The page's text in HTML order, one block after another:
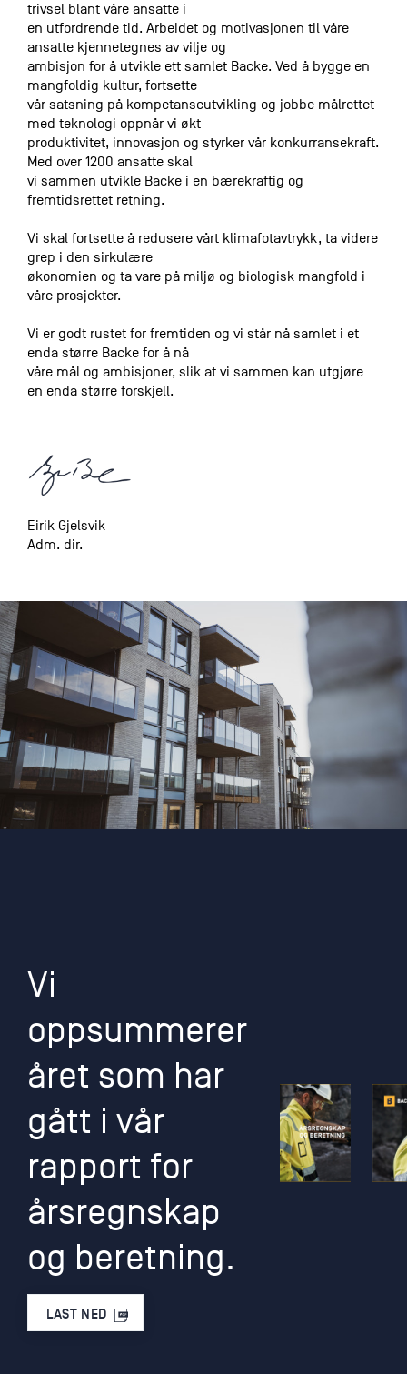
trivsel blant våre ansatte i
en utfordrende tid. Arbeidet og motivasjonen til våre
ansatte kjennetegnes av vilje og
ambisjon for å utvikle ett samlet Backe. Ved å bygge en
mangfoldig kultur, fortsette
vår satsning på kompetanseutvikling og jobbe målrettet
med teknologi oppnår vi økt
produktivitet, innovasjon og styrker vår konkurransekraft.
Med over 1200 ansatte skal
vi sammen utvikle Backe i en bærekraftig og
fremtidsrettet retning.
Vi skal fortsette å redusere vårt klimafotavtrykk, ta videre
grep i den sirkulære
økonomien og ta vare på miljø og biologisk mangfold i
våre prosjekter.
Vi er godt rustet for fremtiden og vi står nå samlet i et
enda større Backe for å nå
våre mål og ambisjoner, slik at vi sammen kan utgjøre
en enda større forskjell.
Eirik Gjelsvik
Adm. dir.
Vi
oppsummerer
året som har
gått i vår
rapport for
årsregnskap
og beretning.
LAST NED